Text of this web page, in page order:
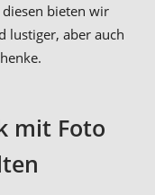
bieten wir
lustiger, aber auch
mit Foto